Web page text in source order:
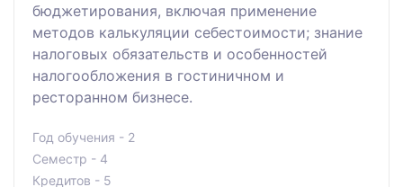
бюджетирования, включая применение
методов калькуляции себестоимости; знание
налоговых обязательств и особенностей
налогообложения в гостиничном и
ресторанном бизнесе.
Год обучения - 2
Семестр - 4
Кредитов - 5